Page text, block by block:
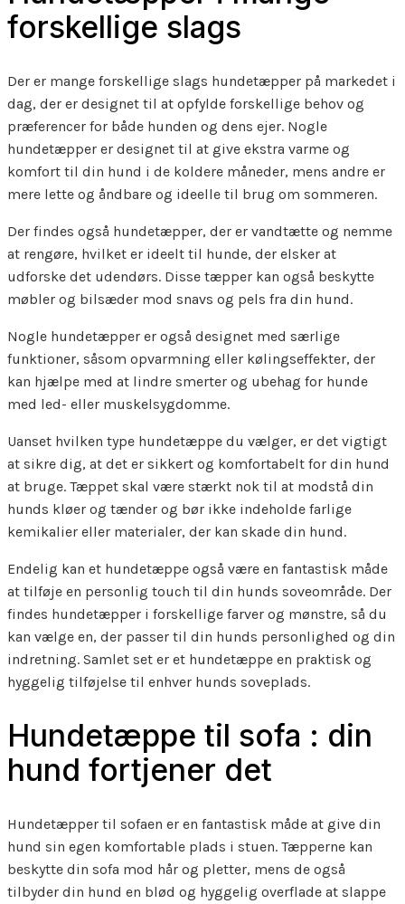
forskellige slags
Der er mange forskellige slags hundetæpper på markedet i
dag, der er designet til at opfylde forskellige behov og
præferencer for både hunden og dens ejer. Nogle
hundetæpper er designet til at give ekstra varme og
komfort til din hund i de koldere måneder, mens andre er
mere lette og åndbare og ideelle til brug om sommeren.
Der findes også hundetæpper, der er vandtætte og nemme
at rengøre, hvilket er ideelt til hunde, der elsker at
udforske det udendørs. Disse tæpper kan også beskytte
møbler og bilsæder mod snavs og pels fra din hund.
Nogle hundetæpper er også designet med særlige
funktioner, såsom opvarmning eller kølingseffekter, der
kan hjælpe med at lindre smerter og ubehag for hunde
med led- eller muskelsygdomme.
Uanset hvilken type hundetæppe du vælger, er det vigtigt
at sikre dig, at det er sikkert og komfortabelt for din hund
at bruge. Tæppet skal være stærkt nok til at modstå din
hunds kløer og tænder og bør ikke indeholde farlige
kemikalier eller materialer, der kan skade din hund.
Endelig kan et hundetæppe også være en fantastisk måde
at tilføje en personlig touch til din hunds soveområde. Der
findes hundetæpper i forskellige farver og mønstre, så du
kan vælge en, der passer til din hunds personlighed og din
indretning. Samlet set er et hundetæppe en praktisk og
hyggelig tilføjelse til enhver hunds soveplads.
Hundetæppe til sofa : din
hund fortjener det
Hundetæpper til sofaen er en fantastisk måde at give din
hund sin egen komfortable plads i stuen. Tæpperne kan
beskytte din sofa mod hår og pletter, mens de også
tilbyder din hund en blød og hyggelig overflade at slappe